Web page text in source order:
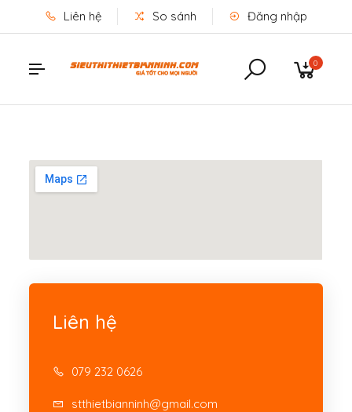
Liên hệ So sánh Đăng nhập
0
Liên hệ
079 232 0626
stthietbianninh@gmail.com